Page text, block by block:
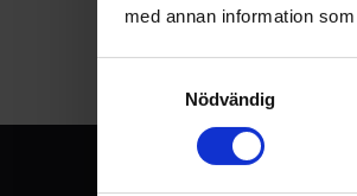
med annan information
m
Nödvändig
KÖP